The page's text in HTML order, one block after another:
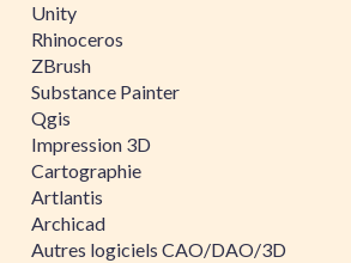
Unity
Rhinoceros
ZBrush
Substance Painter
Qgis
Impression 3D
Cartographie
Artlantis
Archicad
Autres logiciels CAO/DAO/3D